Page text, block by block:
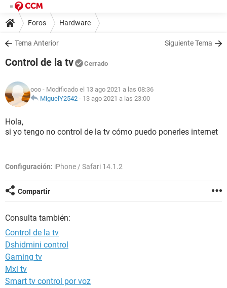
Foros Hardware
Tema Anterior Siguiente Tema
Control de la tv Cerrado
ooo - Modificado el 13 ago 2021 a las 08:36
MiguelY2542 - 13 ago 2021 a las 23:00
Hola,
si yo tengo no control de la tv cómo puedo ponerles internet
Configuración: iPhone / Safari 14.1.2
Compartir
Consulta también:
Control de la tv
Dshidmini control
Gaming tv
Mxl tv
Smart tv control por voz